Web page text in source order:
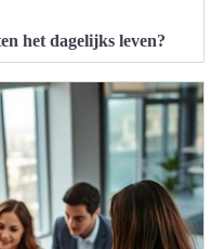
het dagelijks leven?